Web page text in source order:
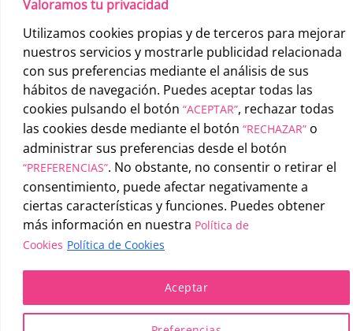
Valoramos tu privacidad
Utilizamos cookies propias y de terceros para mejorar
nuestros servicios y mostrarle publicidad relacionada
con sus preferencias mediante el análisis de sus
hábitos de navegación. Puedes aceptar todas las
cookies pulsando el botón “ACEPTAR”, rechazar todas
las cookies desde mediante el botón “RECHAZAR” o
administrar sus preferencias desde el botón
“PREFERENCIAS”. No obstante, no consentir o retirar el
consentimiento, puede afectar negativamente a
ciertas características y funciones. Puedes obtener
más información en nuestra Política de
Cookies Política de Cookies
Aceptar
UATAE 2026 © | Condiciones generales de uso-Política de
privacidad-Política de cookies